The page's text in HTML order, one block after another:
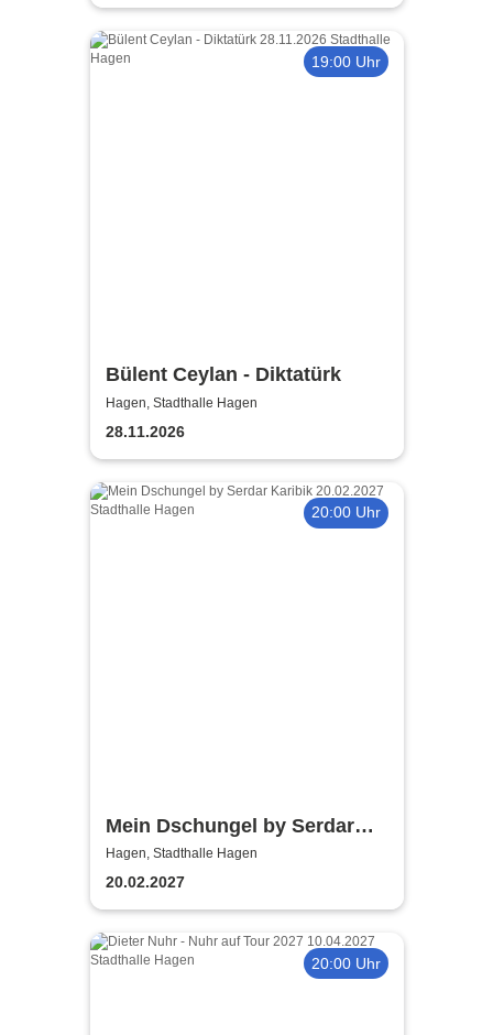
19:00 Uhr
Bülent Ceylan - Diktatürk
Hagen, Stadthalle Hagen
28.11.2026
20:00 Uhr
Mein Dschungel by Serdar
Karibik
Hagen, Stadthalle Hagen
20.02.2027
20:00 Uhr